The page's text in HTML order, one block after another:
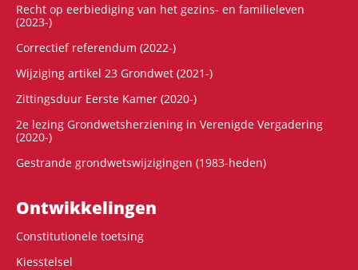
Recht op eerbiediging van het gezins- en familieleven
(2023-)
Correctief referendum (2022-)
Wijziging artikel 23 Grondwet (2021-)
Zittingsduur Eerste Kamer (2020-)
2e lezing Grondwetsherziening in Verenigde Vergadering
(2020-)
Gestrande grondwetswijzigingen (1983-heden)
Ontwikke­lingen
Constitutionele toetsing
Kiesstelsel